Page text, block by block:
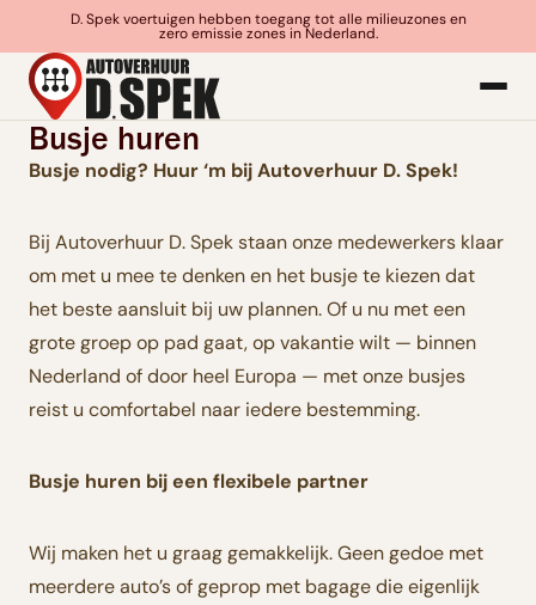
D. Spek voertuigen hebben toegang tot alle milieuzones en
zero emissie zones in Nederland.
Busje huren
Busje nodig? Huur ‘m bij Autoverhuur D. Spek!
Bij Autoverhuur D. Spek staan onze medewerkers klaar
om met u mee te denken en het busje te kiezen dat
het beste aansluit bij uw plannen. Of u nu met een
grote groep op pad gaat, op vakantie wilt — binnen
Nederland of door heel Europa — met onze busjes
reist u comfortabel naar iedere bestemming.
Busje huren bij een flexibele partner
Wij maken het u graag gemakkelijk. Geen gedoe met
meerdere auto’s of geprop met bagage die eigenlijk